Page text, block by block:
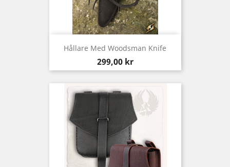
Hållare Med Woodsman Knife
Pris
299,00 kr